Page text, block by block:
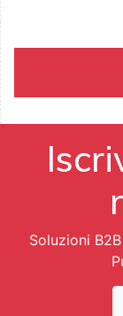
Soluzioni